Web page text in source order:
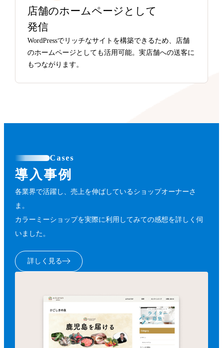
店舗のホームページとして
発信
WordPressでリッチなサイトを構築できるため、店舗
のホームページとしても活用可能。実店舗への送客に
もつながります。
Cases
導入事例
各業界で活躍し、売上を伸ばしているショップオーナーさ
ま。
カラーミーショップを実際に利用してみての感想を詳しく伺
いました。
詳しく見る